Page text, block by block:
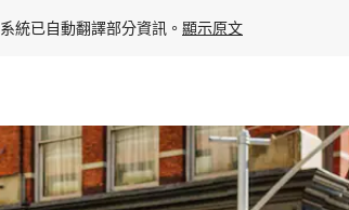
系統已自動翻譯部分資訊。 顯示原文